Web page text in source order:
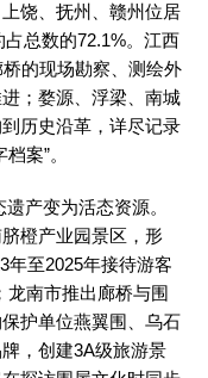
饶、抚州、赣州位居
总数的72.1%。江西
的现场勘察、测绘外
；婺源、浮梁、南城
历史沿革，详尽记录
案”。
产变为活态资源。
橙产业园景区，形
年至2025年接待游客
龙南市推出廊桥与围
护单位燕翼围、乌石
，创建3A级旅游景